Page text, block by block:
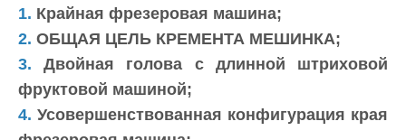
1. Крайная фрезеровая машина;
2. ОБЩАЯ ЦЕЛЬ КРЕМЕНТА МЕШИНКА;
3.Двойная голова с длинной штриховой
фруктовой машиной;
4. Усовершенствованная конфигурация края